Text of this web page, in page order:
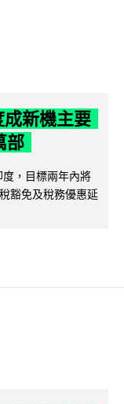
新機主要
部
，目標兩年內將
豁免及稅務優惠延